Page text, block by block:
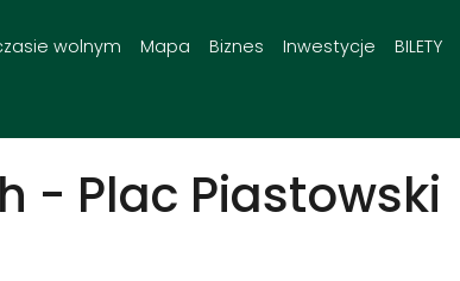
wolnym Mapa Biznes Inwestycje BILETY
- Plac Piastowski